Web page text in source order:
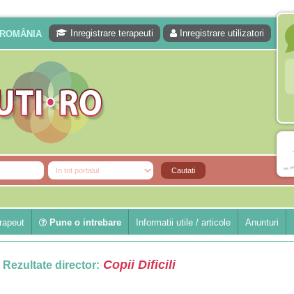
Inregistrare terapeuti Inregistrare utilizatori
Pune o intrebare Informatii utile / articole Anunturi
Rezultate director: Copii Dificili